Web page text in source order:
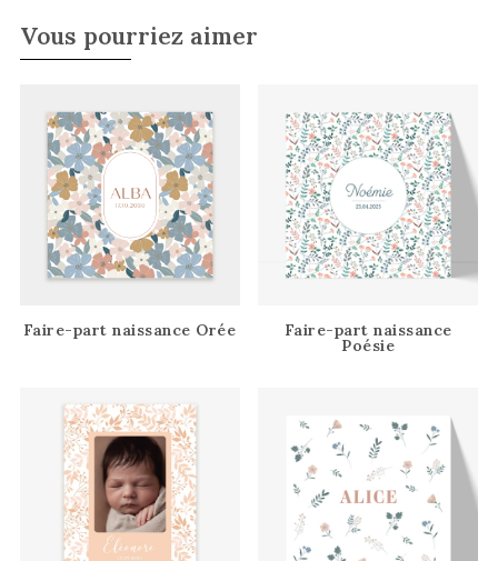
Vous pourriez aimer
Faire-part naissance Orée Faire-part naissance
Poésie